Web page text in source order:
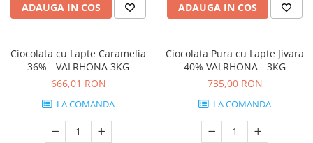
ADAUGA IN COS ADAUGA IN COS
Ciocolata cu Lapte Caramelia
36% - VALRHONA 3KG
666,01 RON
LA COMANDA
Ciocolata Pura cu Lapte Jivara
40% VALRHONA - 3KG
735,00 RON
LA COMANDA